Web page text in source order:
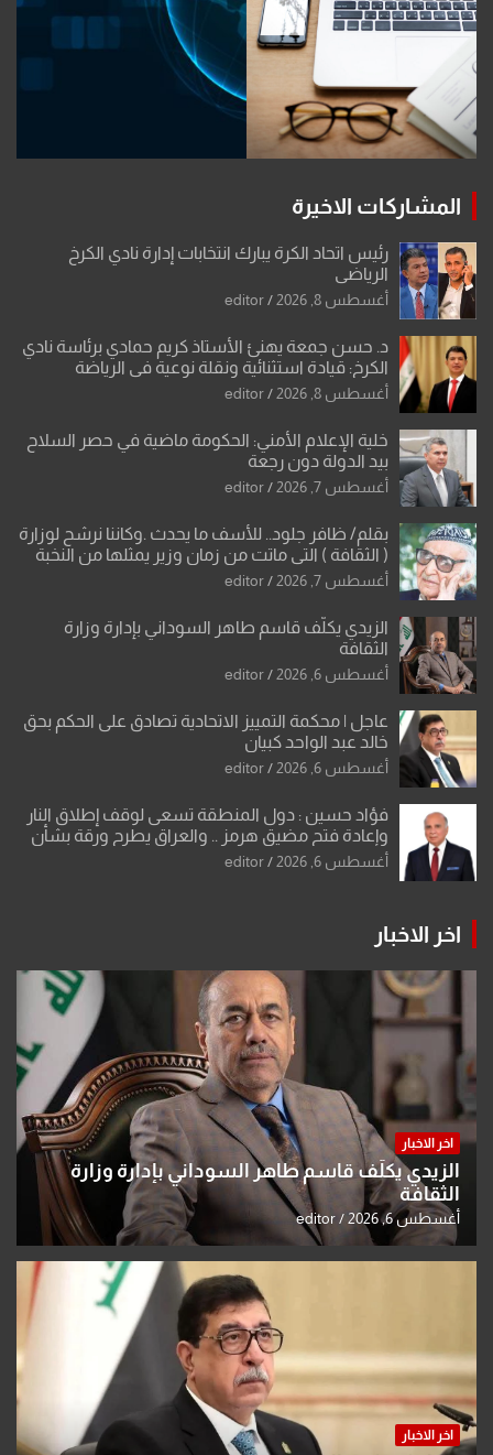
المشاركات الاخيرة
رئيس اتحاد الكرة يبارك انتخابات إدارة نادي الكرخ
الرياضي
أغسطس 8, 2026 editor
د. حسن جمعة يهنئ الأستاذ كريم حمادي برئاسة نادي
الكرخ: قيادة استثنائية ونقلة نوعية في الرياضة
العراقية
أغسطس 8, 2026 editor
خلية الإعلام الأمني: الحكومة ماضية في حصر السلاح
بيد الدولة دون رجعة
أغسطس 7, 2026 editor
بقلم/ ظافر جلود.. للأسف ما يحدث .وكاننا نرشح لوزارة
( الثقافة ) التي ماتت من زمان وزير يمثلها من النخبة
والإرث العظيم للثقافة العراقية..
أغسطس 7, 2026 editor
الزيدي يكلّف قاسم طاهر السوداني بإدارة وزارة
الثقافة
أغسطس 6, 2026 editor
عاجل | محكمة التمييز الاتحادية تصادق على الحكم بحق
خالد عبد الواحد كبيان
أغسطس 6, 2026 editor
فؤاد حسين : دول المنطقة تسعى لوقف إطلاق النار
وإعادة فتح مضيق هرمز .. والعراق يطرح ورقة بشأن
تحولات القدس
أغسطس 6, 2026 editor
اخر الاخبار
اخر الاخبار
الزيدي يكلّف قاسم طاهر السوداني بإدارة وزارة
الثقافة
أغسطس 6, 2026 editor
اخر الاخبار